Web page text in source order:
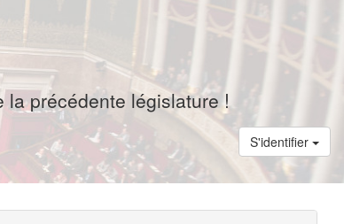
la précédente législature !
S'identifier